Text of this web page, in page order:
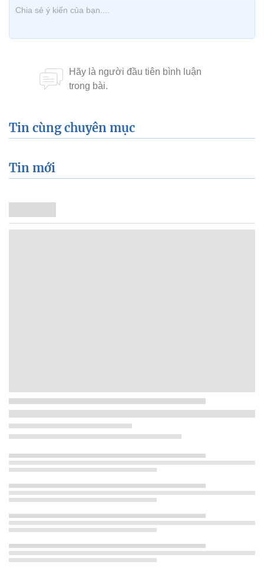
Tin cùng chuyên mục
Tin mới